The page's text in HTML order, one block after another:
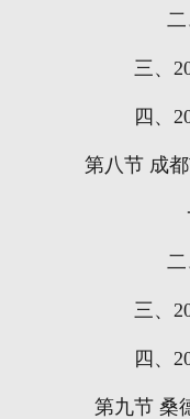
三、
四、
第八节 成
三、
四、
第九节 桑